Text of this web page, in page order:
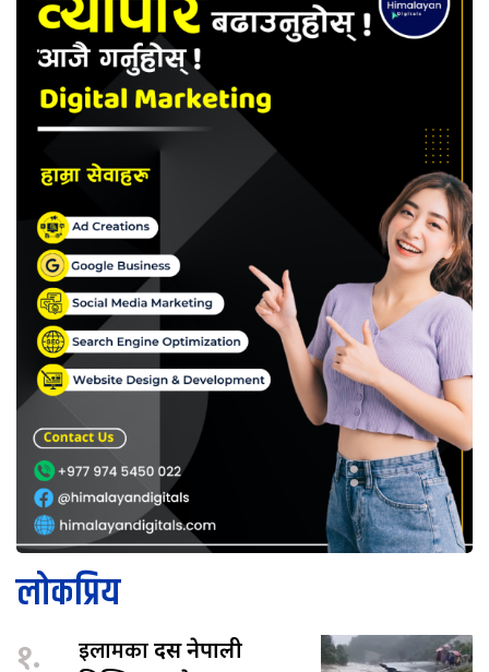
लोकप्रिय
१. इलामकादस नेपाली